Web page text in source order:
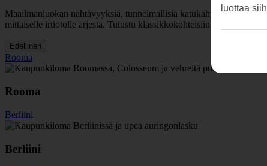
Maailmanluokan nähtävyyksiä, tunnelmallisia katukahviloita,
mittaiselle irtiotolle arjesta. Tutustu klassikkokohteisiin ja varaa
Edellinen
Rooma
Rooma
Berliini
Berliini
luottaa